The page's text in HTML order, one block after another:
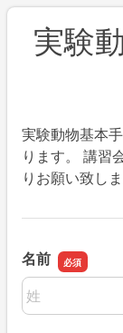
実験
実験動物基本
ります。 講習
りお願い致しま
名前
名前の姓